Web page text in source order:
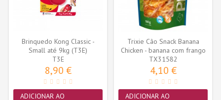
Brinquedo Kong Classic -
Small até 9kg (T3E)
T3E
8,90 €
ADICIONAR AO
Trixie Cão Snack Banana
Chicken - banana com frango
100gr...
TX31582
4,10 €
ADICIONAR AO